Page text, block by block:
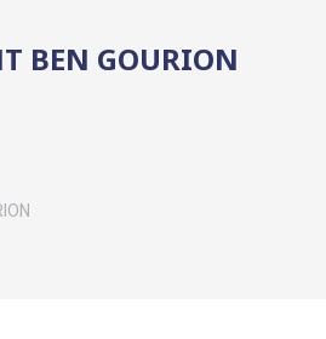
BEN GOURION